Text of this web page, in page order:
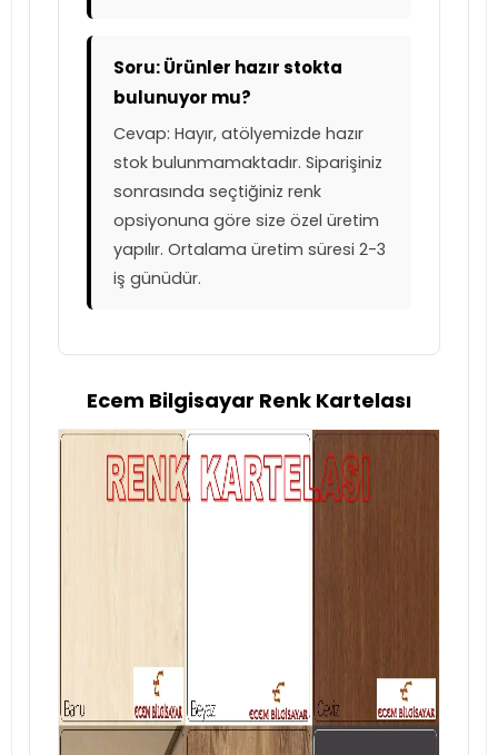
Soru: Ürünler hazır stokta
bulunuyor mu?
Cevap: Hayır, atölyemizde hazır
stok bulunmamaktadır. Siparişiniz
sonrasında seçtiğiniz renk
opsiyonuna göre size özel üretim
yapılır. Ortalama üretim süresi 2-3
iş günüdür.
Ecem Bilgisayar Renk Kartelası